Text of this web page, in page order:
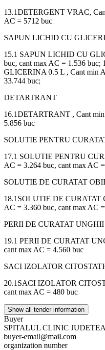
13.1DETERGENT VRAC,
AC = 5712 buc
SAPUN LICHID CU
15.1 SAPUN LICHID CU
buc, cant max AC = 1.536
GLICERINA 0.5 L , Cant min
33.744 buc;
DETARTRANT
16.1DETARTRANT , Cant
5.856 buc
SOLUTIE PENTRU
17.1 SOLUTIE PENTRU
AC = 3.264 buc, cant max AC
SOLUTIE DE CURATAT
18.1SOLUTIE DE CURATAT
AC = 3.360 buc, cant max AC
PERII DE CURATAT UNGHII
19.1 PERII DE CURATAT
cant max AC = 4.560 buc
SACI IZOLATOR
20.1SACI IZOLATOR
cant max AC = 480 buc
Show all tender information
Buyer
SPITALUL CLINIC
buyer-email@mail.com
organization number